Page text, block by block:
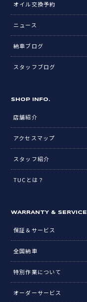
オイル交換予約
ニュース
納車ブログ
スタッフブログ
SHOP INFO.
店舗紹介
アクセスマップ
スタッフ紹介
TUCとは？
WARRANTY & SERVICE
保証＆サービス
全国納車
特別作業について
オーダーサービス